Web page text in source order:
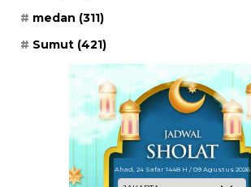
medan (311)
Sumut (421)
Ahad, 24 Safar 1448 H / 09 Agustus 2026